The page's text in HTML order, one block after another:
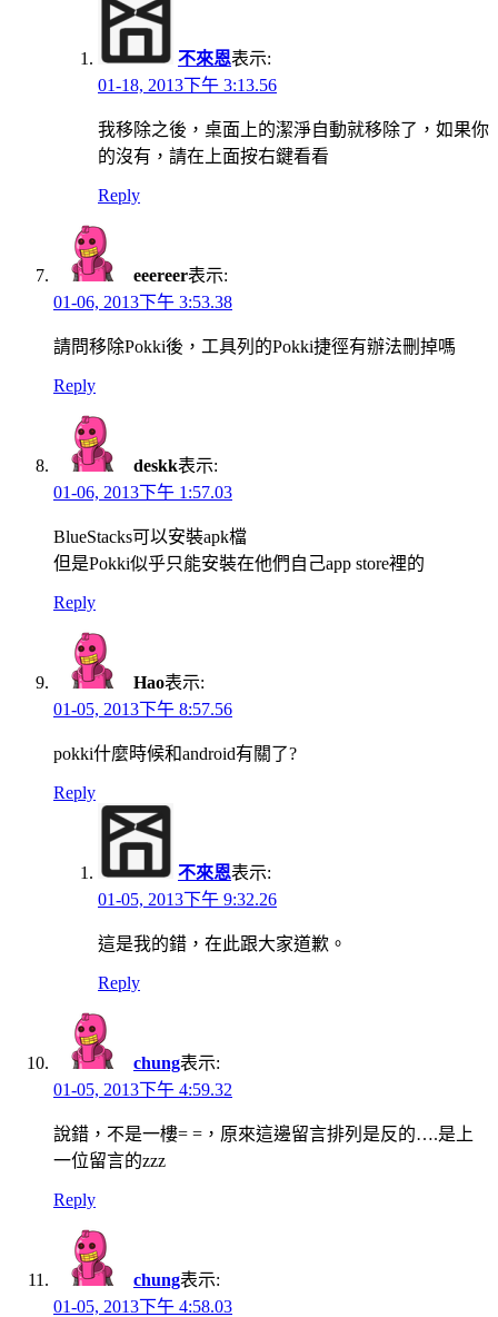
不來恩表示:
01-18, 2013下午 3:13.56
我移除之後，桌面上的潔淨自動就移除了，如果你
的沒有，請在上面按右鍵看看
Reply
eeereer表示:
01-06, 2013下午 3:53.38
請問移除Pokki後，工具列的Pokki捷徑有辦法刪掉嗎
Reply
deskk表示:
01-06, 2013下午 1:57.03
BlueStacks可以安裝apk檔
但是Pokki似乎只能安裝在他們自己app store裡的
Reply
Hao表示:
01-05, 2013下午 8:57.56
pokki什麼時候和android有關了?
Reply
不來恩表示:
01-05, 2013下午 9:32.26
這是我的錯，在此跟大家道歉。
Reply
chung表示:
01-05, 2013下午 4:59.32
說錯，不是一樓= =，原來這邊留言排列是反的….是上
一位留言的zzz
Reply
chung表示:
01-05, 2013下午 4:58.03